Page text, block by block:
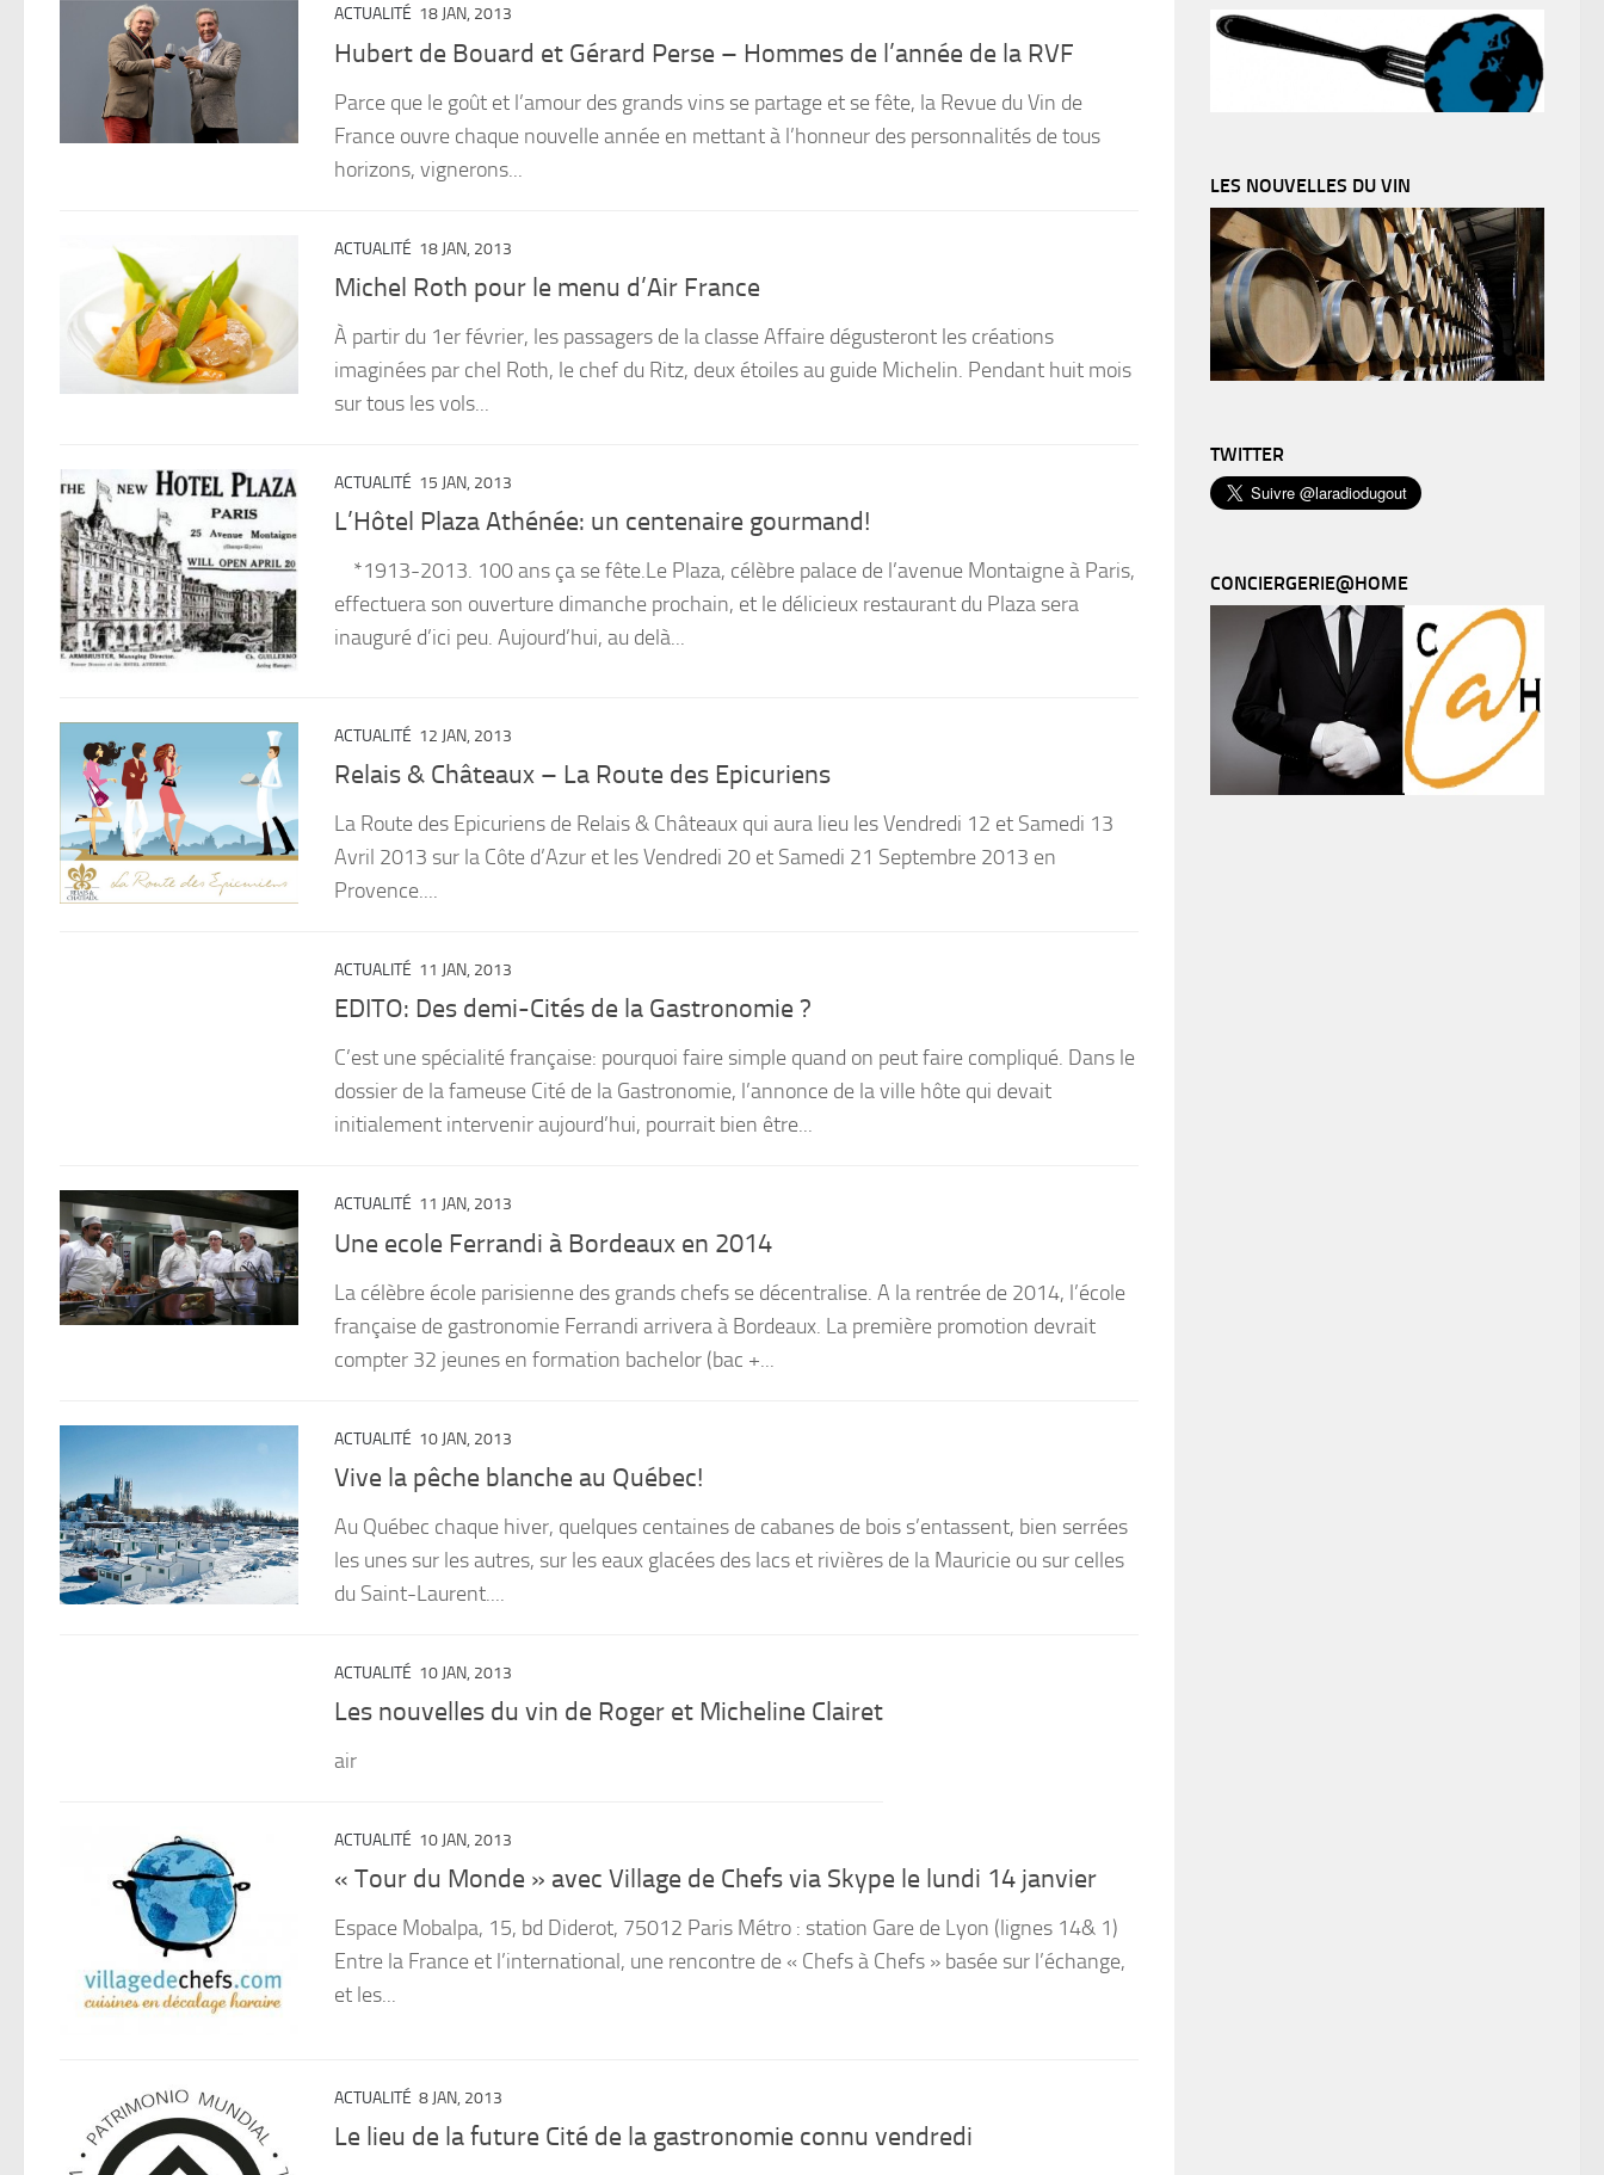
ACTUALITÉ 18 JAN, 2013
Hubert de Bouard et Gérard Perse – Hommes de l’année de la RVF
Parce que le goût et l’amour des grands vins se partage et se fête, la Revue du Vin de
France ouvre chaque nouvelle année en mettant à l’honneur des personnalités de tous
horizons, vignerons...
ACTUALITÉ 18 JAN, 2013
Michel Roth pour le menu d’Air France
À partir du 1er février, les passagers de la classe Affaire dégusteront les créations
imaginées par chel Roth, le chef du Ritz, deux étoiles au guide Michelin. Pendant huit mois
sur tous les vols...
ACTUALITÉ 15 JAN, 2013
L’Hôtel Plaza Athénée: un centenaire gourmand!
*1913-2013. 100 ans ça se fête.Le Plaza, célèbre palace de l’avenue Montaigne à Paris,
effectuera son ouverture dimanche prochain, et le délicieux restaurant du Plaza sera
inauguré d’ici peu. Aujourd’hui, au delà...
ACTUALITÉ 12 JAN, 2013
Relais & Châteaux – La Route des Epicuriens
La Route des Epicuriens de Relais & Châteaux qui aura lieu les Vendredi 12 et Samedi 13
Avril 2013 sur la Côte d’Azur et les Vendredi 20 et Samedi 21 Septembre 2013 en
Provence....
ACTUALITÉ 11 JAN, 2013
EDITO: Des demi-Cités de la Gastronomie ?
C’est une spécialité française: pourquoi faire simple quand on peut faire compliqué. Dans le
dossier de la fameuse Cité de la Gastronomie, l’annonce de la ville hôte qui devait
initialement intervenir aujourd’hui, pourrait bien être...
ACTUALITÉ 11 JAN, 2013
Une ecole Ferrandi à Bordeaux en 2014
La célèbre école parisienne des grands chefs se décentralise. A la rentrée de 2014, l’école
française de gastronomie Ferrandi arrivera à Bordeaux. La première promotion devrait
compter 32 jeunes en formation bachelor (bac +...
ACTUALITÉ 10 JAN, 2013
Vive la pêche blanche au Québec!
Au Québec chaque hiver, quelques centaines de cabanes de bois s’entassent, bien serrées
les unes sur les autres, sur les eaux glacées des lacs et rivières de la Mauricie ou sur celles
du Saint-Laurent....
ACTUALITÉ 10 JAN, 2013
Les nouvelles du vin de Roger et Micheline Clairet
air
ACTUALITÉ 10 JAN, 2013
« Tour du Monde » avec Village de Chefs via Skype le lundi 14 janvier
Espace Mobalpa, 15, bd Diderot, 75012 Paris Métro : station Gare de Lyon (lignes 14& 1)
Entre la France et l’international, une rencontre de « Chefs à Chefs » basée sur l’échange,
et les...
ACTUALITÉ 8 JAN, 2013
Le lieu de la future Cité de la gastronomie connu vendredi
LES NOUVELLES DU VIN
TWITTER
CONCIERGERIE@HOME